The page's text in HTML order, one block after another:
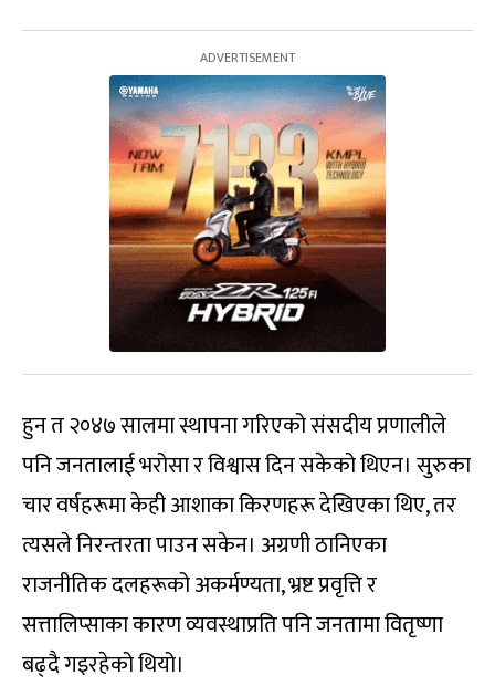
हुन त २०४७ सालमा स्थापना गरिएको संसदीय प्रणालीले
पनि जनतालाई भरोसा र विश्वास दिन सकेको थिएन। सुरुका
चार वर्षहरूमा केही आशाका किरणहरू देखिएका थिए, तर
त्यसले निरन्तरता पाउन सकेन। अग्रणी ठानिएका
राजनीतिक दलहरूको अकर्मण्यता, भ्रष्ट प्रवृत्ति र
सत्तालिप्साका कारण व्यवस्थाप्रति पनि जनतामा वितृष्णा
बढ्दै गइरहेको थियो।